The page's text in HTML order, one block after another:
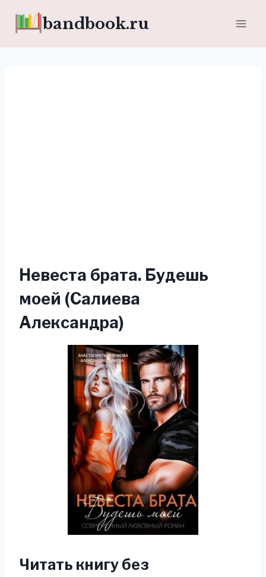
bandbook.ru
Невеста брата. Будешь
моей (Салиева
Александра)
Читать книгу без